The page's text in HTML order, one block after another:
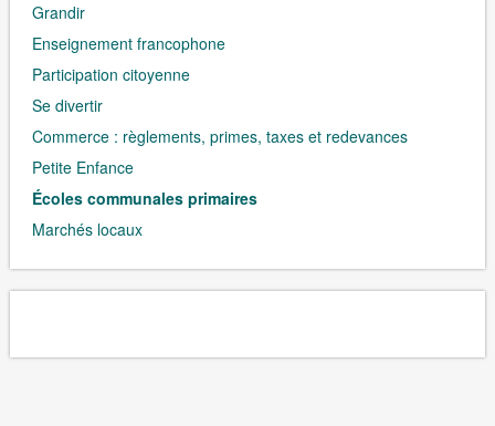
Grandir
Enseignement francophone
Participation citoyenne
Se divertir
Commerce : règlements, primes, taxes et redevances
Petite Enfance
Écoles communales primaires
Marchés locaux